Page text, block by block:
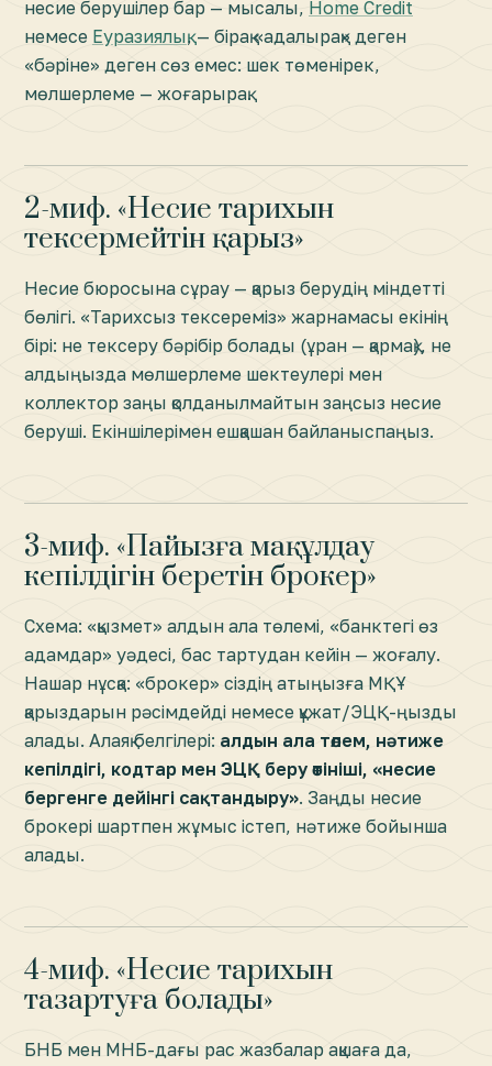
несие берушілер бар — мысалы, Home Credit
немесе Еуразиялық, — бірақ «адалырақ» деген
«бәріне» деген сөз емес: шек төменірек,
мөлшерлеме — жоғарырақ.
2-миф. «Несие тарихын
тексермейтін қарыз»
Несие бюросына сұрау — қарыз берудің міндетті
бөлігі. «Тарихсыз тексереміз» жарнамасы екінің
бірі: не тексеру бәрібір болады (ұран — қармақ), не
алдыңызда мөлшерлеме шектеулері мен
коллектор заңы қолданылмайтын заңсыз несие
беруші. Екіншілерімен ешқашан байланыспаңыз.
3-миф. «Пайызға мақұлдау
кепілдігін беретін брокер»
Схема: «қызмет» алдын ала төлемі, «банктегі өз
адамдар» уәдесі, бас тартудан кейін — жоғалу.
Нашар нұсқа: «брокер» сіздің атыңызға МҚҰ
қарыздарын рәсімдейді немесе құжат/ЭЦҚ-ңызды
алады. Алаяқ белгілері: алдын ала төлем, нәтиже
кепілдігі, кодтар мен ЭЦҚ беру өтініші, «несие
бергенге дейінгі сақтандыру». Заңды несие
брокері шартпен жұмыс істеп, нәтиже бойынша
алады.
4-миф. «Несие тарихын
тазартуға болады»
БНБ мен МНБ-дағы рас жазбалар ақшаға да,